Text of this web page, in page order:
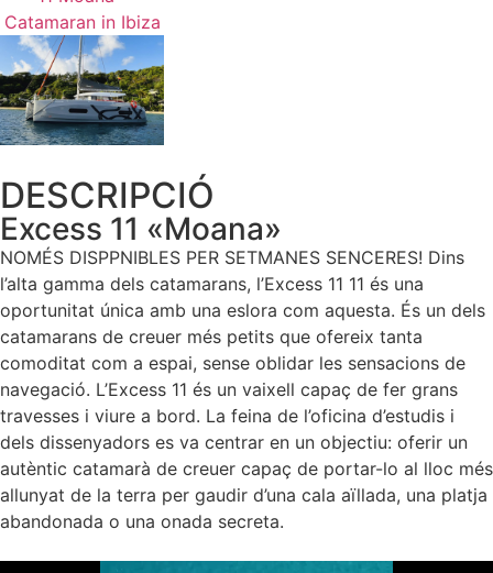
DESCRIPCIÓ
Excess 11 «Moana»
NOMÉS DISPPNIBLES PER SETMANES SENCERES! Dins
l’alta gamma dels catamarans, l’Excess 11 11 és una
oportunitat única amb una eslora com aquesta. És un dels
catamarans de creuer més petits que ofereix tanta
comoditat com a espai, sense oblidar les sensacions de
navegació. L’Excess 11 és un vaixell capaç de fer grans
travesses i viure a bord. La feina de l’oficina d’estudis i
dels dissenyadors es va centrar en un objectiu: oferir un
autèntic catamarà de creuer capaç de portar-lo al lloc més
allunyat de la terra per gaudir d’una cala aïllada, una platja
abandonada o una onada secreta.